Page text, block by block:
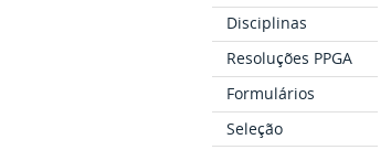
Disciplinas
Resoluções PPGA
Formulários
Seleção